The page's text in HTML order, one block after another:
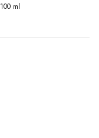
100 ml